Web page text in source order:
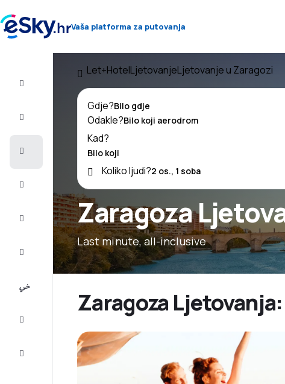
Vaša platforma za putovanja
2026/27
Let+HotelLjetovanjeLjetovanje u Zaragozi
Zaragoza
Last minute, all-inclusive
Gdje?
Odakle?
Kad?
Koliko ljudi?
Zaragoza